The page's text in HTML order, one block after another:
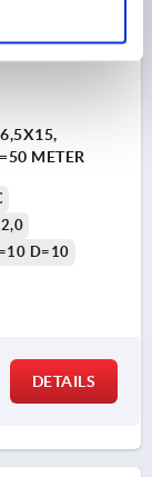
METER
D=10
DETAILS